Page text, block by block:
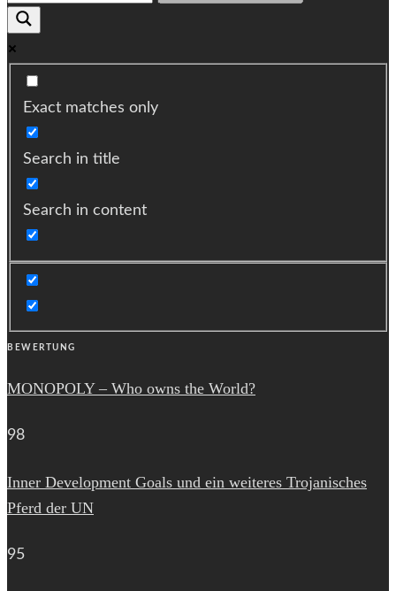
Exact matches only
Search in title
Search in content
BEWERTUNG
MONOPOLY – Who owns the World?
98
Inner Development Goals und ein weiteres Trojanisches
Pferd der UN
95